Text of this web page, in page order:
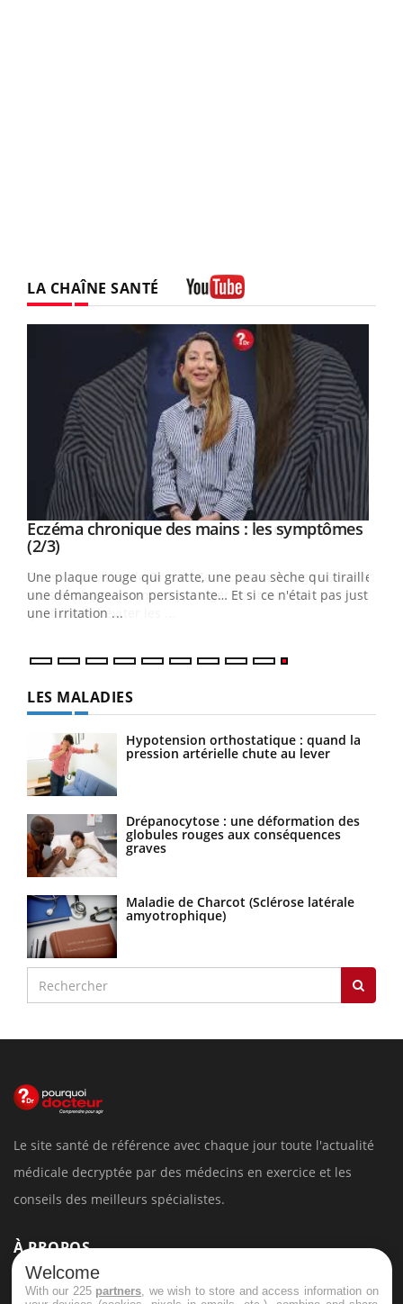
LA CHAÎNE SANTÉ
Youtube
Eczéma chronique des mains : les symptômes
(2/3)Youtube
Une plaque rouge qui gratte, une peau sèche qui tiraille,
une démangeaison persistante… Et si ce n'était pas juste
une irritation ...
LES MALADIES
Hypotension orthostatique : quand la
pression artérielle chute au lever
Drépanocytose : une déformation des
globules rouges aux conséquences
graves
Maladie de Charcot (Sclérose latérale
amyotrophique)
Le site santé de référence avec chaque jour toute l'actualité
médicale decryptée par des médecins en exercice et les
conseils des meilleurs spécialistes.
À PROPOS
Données personnelles et cookies
Welcome
With our 225 partners , we wish to store and access information on